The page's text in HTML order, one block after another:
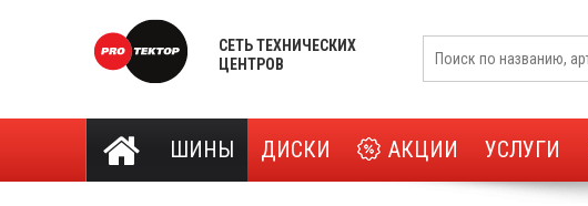
СЕТЬ ТЕХНИЧЕСКИХ
ЦЕНТРОВ
ШИНЫ ДИСКИ АКЦИИ УСЛУГИ